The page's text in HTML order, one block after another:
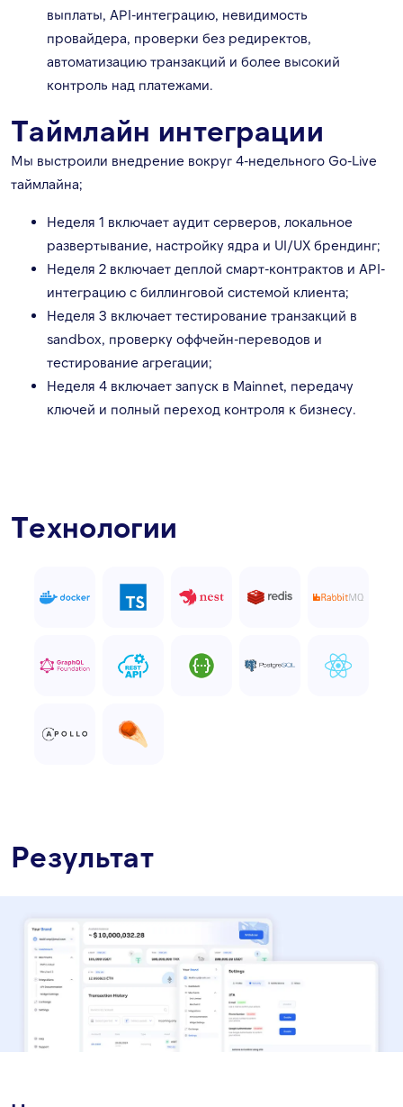
выплаты, API-интеграцию, невидимость
провайдера, проверки без редиректов,
автоматизацию транзакций и более высокий
контроль над платежами.
Таймлайн интеграции
Мы выстроили внедрение вокруг 4-недельного Go-Live
таймлайна;
Неделя 1 включает аудит серверов, локальное
развертывание, настройку ядра и UI/UX брендинг;
Неделя 2 включает деплой смарт-контрактов и API-
интеграцию с биллинговой системой клиента;
Неделя 3 включает тестирование транзакций в
sandbox, проверку оффчейн-переводов и
тестирование агрегации;
Неделя 4 включает запуск в Mainnet, передачу
ключей и полный переход контроля к бизнесу.
Технологии
Результат